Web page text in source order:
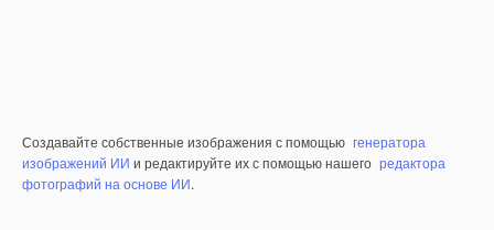
Создавайте собственные изображения с помощью генератора
изображений ИИ и редактируйте их с помощью нашего редактора
фотографий на основе ИИ.